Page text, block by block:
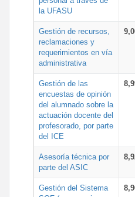
la UFASU
Gestión de recursos,
reclamaciones y
requerimientos en vía
administrativa
Gestión de las
encuestas de opinión
del alumnado sobre la
actuación docente del
profesorado, por parte
del ICE
Asesoría técnica por
parte del ASIC
Gestión del Sistema